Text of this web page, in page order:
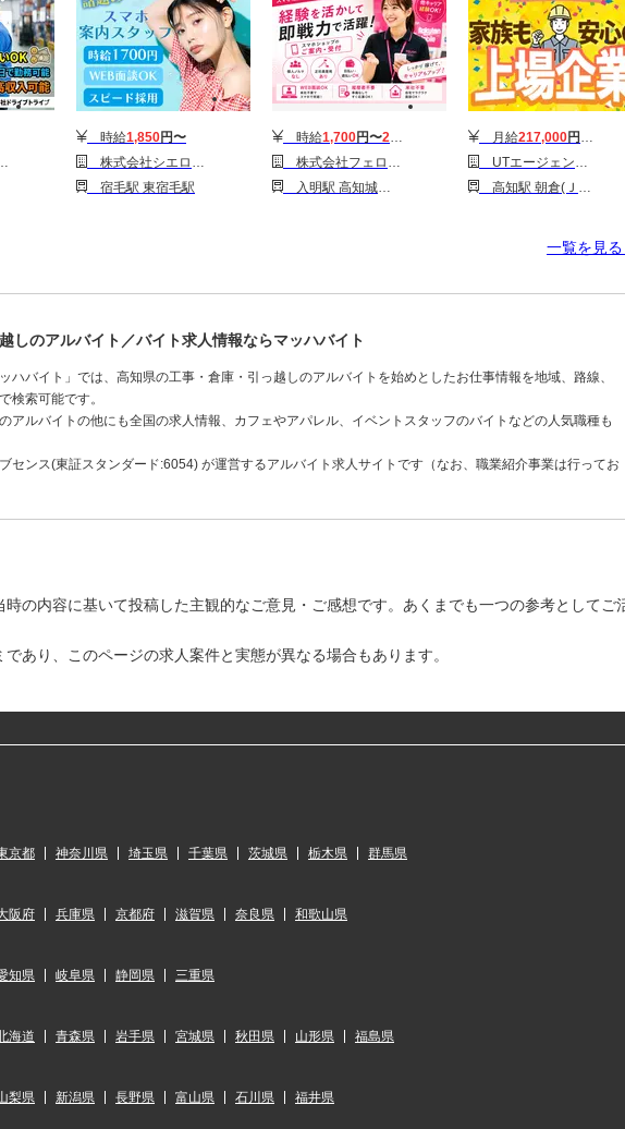
時給1,850円〜
株式会社シエロ_高知県【★】フジ宿毛店の携帯ショップ/KB6
宿毛駅 東宿毛駅
時給1,700円〜2,000
株式会社フェローズ(Rショップ経験)FUK_RK_1579_2737S(A)(FUK)
入明駅 高知城前駅 大橋通駅 県庁前(高知)駅 堀詰駅 グランド通駅 高知駅 蓮池町通駅 はりまや橋駅
月給217,000円〜
UTエージェント株式会社 北関東第一CU_茨城県下妻市
高知駅 朝倉(ＪＲ)駅 旭(高知)駅
一覧を見
しのアルバイト／バイト求人情報ならマッハバイト
ハバイト」では、高知県の工事・倉庫・引っ越しのアルバイトを始めとしたお仕事情報を地域、路線、
検索可能です。
アルバイトの他にも全国の求人情報、カフェやアパレル、イベントスタッフのバイトなどの人気職種も
センス(東証スタンダード:6054) が運営するアルバイト求人サイトです（なお、職業紹介事業は行ってお
の内容に基いて投稿した主観的なご意見・ご感想です。あくまでも一つの参考としてご
あり、このページの求人案件と実態が異なる場合もあります。
京都 神奈川県 埼玉県 千葉県 茨城県 栃木県 群馬県
阪府 兵庫県 京都府 滋賀県 奈良県 和歌山県
知県 岐阜県 静岡県 三重県
海道 青森県 岩手県 宮城県 秋田県 山形県 福島県
梨県 新潟県 長野県 富山県 石川県 福井県